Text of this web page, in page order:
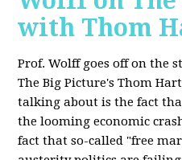
with Thom
Prof. Wolff goes off on the
The Big Picture's Thom
talking about is the fact
the looming economic
fact that so-called "free